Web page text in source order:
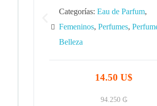
Categorías: Eau de Parfum,
Femeninos, Perfumes,
Belleza
14.50 U$
94.250 ₲